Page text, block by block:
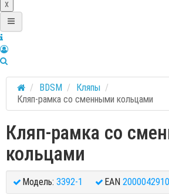
x
BDSM
Кляпы
Кляп-рамка со сменными кольцами
Кляп-рамка со
кольцами
Модель: 3392-1 EAN